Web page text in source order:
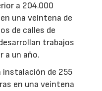
a 204.000
una veintena de
de calles de
trabajos
a un año.
de 255
en una veintena